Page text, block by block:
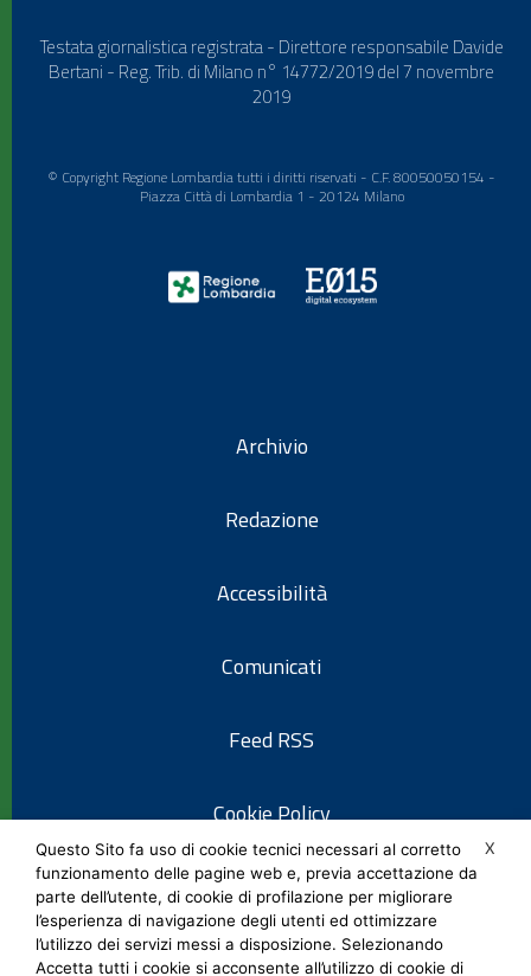
Testata giornalistica registrata - Direttore responsabile Davide
Bertani - Reg. Trib. di Milano n° 14772/2019 del 7 novembre
2019
© Copyright Regione Lombardia tutti i diritti riservati - C.F. 80050050154 -
Piazza Città di Lombardia 1 - 20124 Milano
Archivio
Redazione
Accessibilità
Comunicati
Feed RSS
Cookie Policy
Informativa privacy
Note legali
X
Questo Sito fa uso di cookie tecnici necessari al corretto
funzionamento delle pagine web e, previa accettazione da
parte dell’utente, di cookie di profilazione per migliorare
l’esperienza di navigazione degli utenti ed ottimizzare
l’utilizzo dei servizi messi a disposizione. Selezionando
Accetta tutti i cookie si acconsente all’utilizzo di cookie di